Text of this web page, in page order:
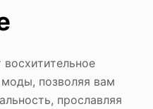
позволяя вам
прославляя